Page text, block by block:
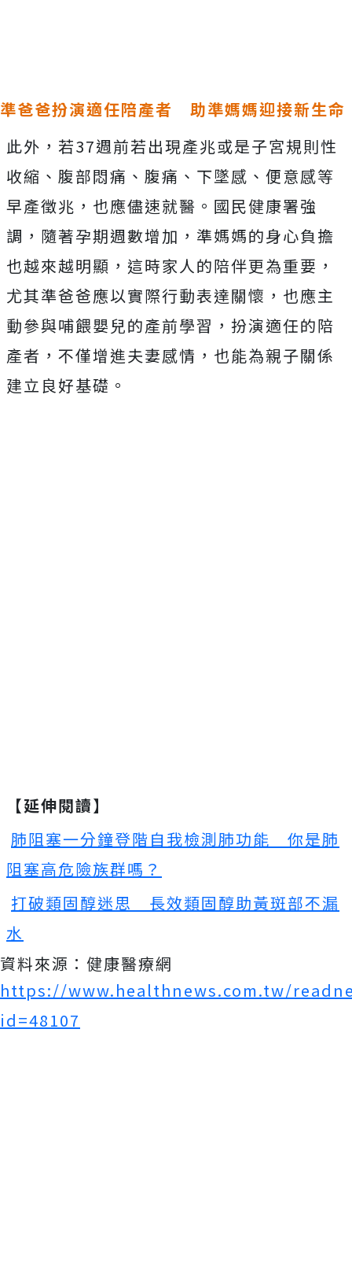
準爸爸扮演適任陪產者 助準媽媽迎接新生命
此外，若37週前若出現產兆或是子宮規則性
收縮、腹部悶痛、腹痛、下墜感、便意感等
早產徵兆，也應儘速就醫。國民健康署強
調，隨著孕期週數增加，準媽媽的身心負擔
也越來越明顯，這時家人的陪伴更為重要，
尤其準爸爸應以實際行動表達關懷，也應主
動參與哺餵嬰兒的產前學習，扮演適任的陪
產者，不僅增進夫妻感情，也能為親子關係
建立良好基礎。
【延伸閱讀】
肺阻塞一分鐘登階自我檢測肺功能 你是肺
阻塞高危險族群嗎？
打破類固醇迷思 長效類固醇助黃斑部不漏
水
資料來源：健康醫療網
https://www.healthnews.com.tw/
id=48107